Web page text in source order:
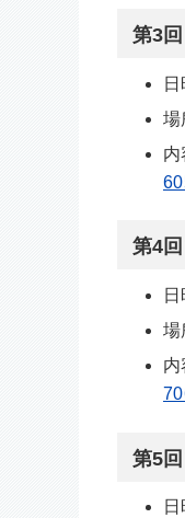
第3
場
第4
場
第5